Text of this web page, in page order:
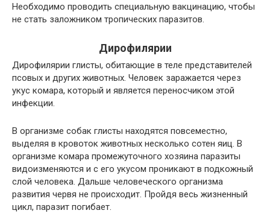
Необходимо проводить специальную вакцинацию, чтобы
не стать заложником тропических паразитов.
Дирофилярии
Дирофилярии глисты, обитающие в теле представителей
псовых и других животных. Человек заражается через
укус комара, который и является переносчиком этой
инфекции.
В организме собак глисты находятся повсеместно,
выделяя в кровоток животных несколько сотен яиц. В
организме комара промежуточного хозяина паразиты
видоизменяются и с его укусом проникают в подкожный
слой человека. Дальше человеческого организма
развития червя не происходит. Пройдя весь жизненный
цикл, паразит погибает.